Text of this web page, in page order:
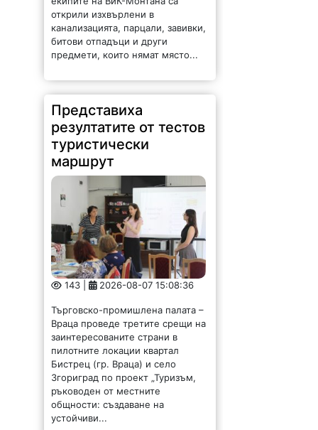
открили изхвърлени в
канализацията, парцали, завивки,
битови отпадъци и други
предмети, които нямат място...
Представиха
резултатите от тестов
туристически
маршрут
143 | 2026-08-07 15:08:36
Враца проведе третите срещи на
заинтересованите страни в
пилотните локации квартал
Бистрец (гр. Враца) и село
Згориград по проект „Туризъм,
ръководен от местните
общности: създаване на
устойчиви...